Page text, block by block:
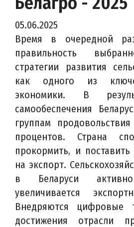
05.06.2025
Время в очередной
правильность
стратегии развития
как одного из
экономики. В
самообеспечения
группам
процентов. Страна
прокормить, и
на экспорт.
в Беларуси активно
увеличивается
Внедряются цифровые
достижения отрасли